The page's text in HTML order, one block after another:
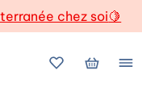
chez soi🍋
Mes favoris
Mon